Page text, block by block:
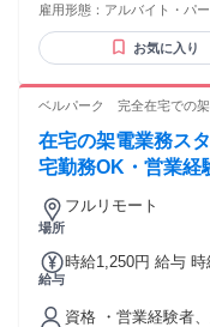
雇用形態： アルバイト・パー
お気に入り
ベルパーク 完全在宅での
在宅の架電業務ス
宅勤務OK・営業経
場所
フルリモート
給与
時給1,250円 給与 時
資格 ・営業経験者、